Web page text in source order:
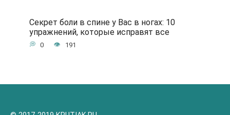
Секрет боли в спине у Вас в ногах: 10
упражнений, которые исправят все
0 191